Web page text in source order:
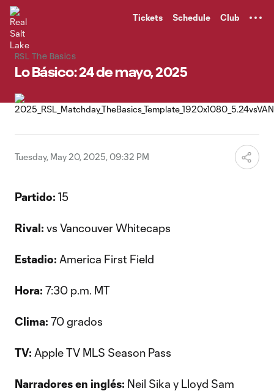
Tickets Schedule Club
RSL The Basics
Lo Básico: 24 de mayo, 2025
Tuesday, May 20, 2025, 09:32 PM
Partido: 15
Rival: vs Vancouver Whitecaps
Estadio: America First Field
Hora: 7:30 p.m. MT
Clima: 70 grados
TV: Apple TV MLS Season Pass
Narradores en inglés: Neil Sika y Lloyd Sam